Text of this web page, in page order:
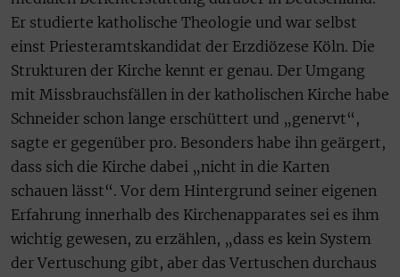
Er studierte katholische Theologie und war selbst
einst Priesteramtskandidat der Erzdiözese Köln. Die
Strukturen der Kirche kennt er genau. Der Umgang
mit Missbrauchsfällen in der katholischen Kirche habe
Schneider schon lange erschüttert und „genervt“,
sagte er gegenüber pro. Besonders habe ihn geärgert,
dass sich die Kirche dabei „nicht in die Karten
schauen lässt“. Vor dem Hintergrund seiner eigenen
Erfahrung innerhalb des Kirchenapparates sei es ihm
wichtig gewesen, zu erzählen, „dass es kein System
der Vertuschung gibt, aber das Vertuschen durchaus